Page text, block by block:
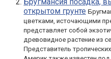
открытом грунте
цветками, источающими
представляет собой
древовидное растение из
Представитель